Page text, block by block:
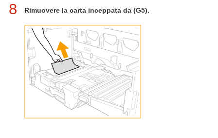
8 Rimuovere la carta inceppata da (G5).